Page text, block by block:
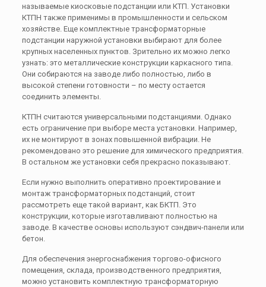
называемые киосковые подстанции или КТП. Установки
КТПН также применимы в промышленности и сельском
хозяйстве. Еще комплектные трансформаторные
подстанции наружной установки выбирают для более
крупных населенных пунктов. Зрительно их можно легко
узнать: это металлические конструкции каркасного типа.
Они собираются на заводе либо полностью, либо в
высокой степени готовности – по месту остается
соединить элементы.
КТПН считаются универсальными подстанциями. Однако
есть ограничение при выборе места установки. Например,
их не монтируют в зонах повышенной вибрации. Не
рекомендовано это решение для химического предприятия.
В остальном же установки себя прекрасно показывают.
Если нужно выполнить оперативно проектирование и
монтаж трансформаторных подстанций, стоит
рассмотреть еще такой вариант, как БКТП. Это
конструкции, которые изготавливают полностью на
заводе. В качестве основы используют сэндвич-панели или
бетон.
Для обеспечения энергоснабжения торгово-офисного
помещения, склада, производственного предприятия,
можно установить комплектную трансформаторную